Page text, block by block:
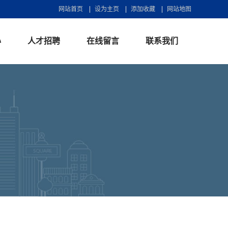
网站首页 设为主页 添加收藏 网站地图
人才招聘 在线留言 联系我们